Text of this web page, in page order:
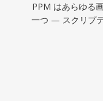
PPM はあらゆる
一つ — スクリプ